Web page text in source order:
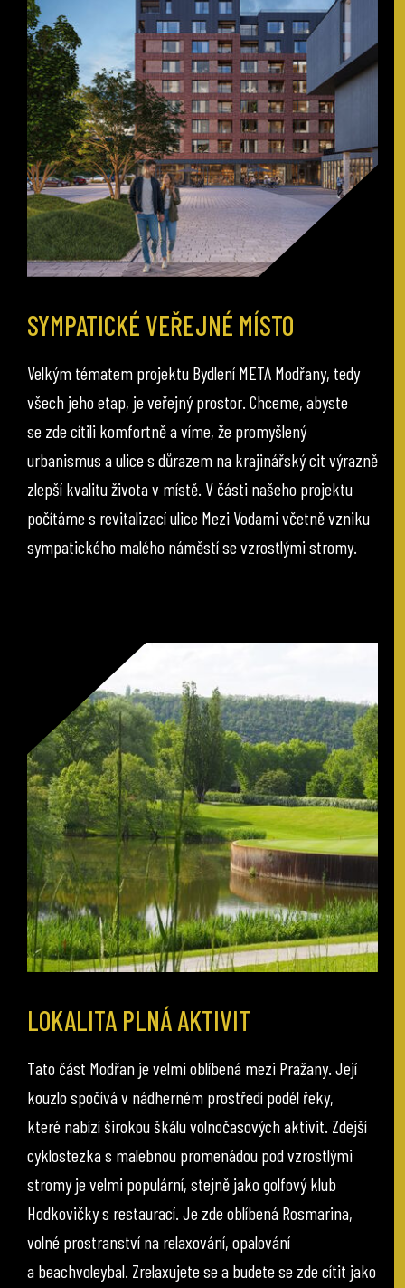
SYMPATICKÉ VEŘEJNÉ MÍSTO
Velkým tématem projektu Bydlení META Modřany, tedy
všech jeho etap, je veřejný prostor. Chceme, abyste
se zde cítili komfortně a víme, že promyšlený
urbanismus a ulice s důrazem na krajinářský cit výrazně
zlepší kvalitu života v místě. V části našeho projektu
počítáme s revitalizací ulice Mezi Vodami včetně vzniku
sympatického malého náměstí se vzrostlými stromy.
LOKALITA PLNÁ AKTIVIT
Tato část Modřan je velmi oblíbená mezi Pražany. Její
kouzlo spočívá v nádherném prostředí podél řeky,
které nabízí širokou škálu volnočasových aktivit. Zdejší
cyklostezka s malebnou promenádou pod vzrostlými
stromy je velmi populární, stejně jako golfový klub
Hodkovičky s restaurací. Je zde oblíbená Rosmarina,
volné prostranství na relaxování, opalování
a beachvoleybal. Zrelaxujete se a budete se zde cítit jako